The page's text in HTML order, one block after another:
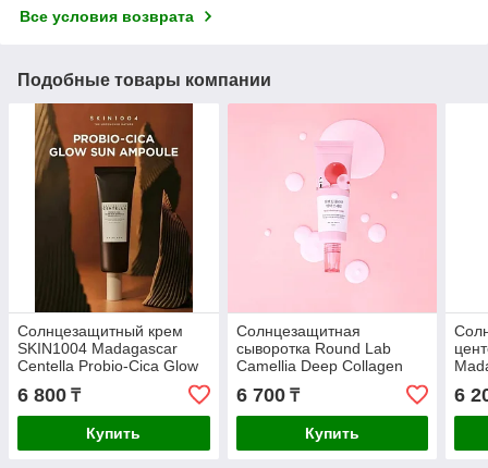
Все условия возврата
Подобные товары компании
Солнцезащитный крем
SKIN1004 Madagascar
Centella Probio-Cica Glow
Sun Ampoule SPF50+
PA++++ — увлажняющее
средство для защиты от с
6 800 ₸
Купить
Солнцезащитная
сыворотка Round Lab
Camellia Deep Collagen
Firming Sun Serum
SPF50+ PA++++
6 700₸
Купить
6